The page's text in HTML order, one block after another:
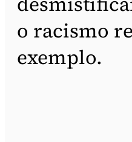
o racismo
exemplo.